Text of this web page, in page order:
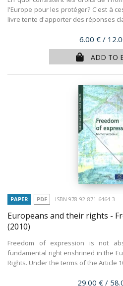
l'Europe pour les protéger? C'est à
livre tente d'apporter des réponses
Price
6.00 € /
ADD TO
PAPER PDF ISBN 978-92-871-6464-3
Europeans and their rights -
(2010)
Freedom of expression is not
fundamental right enshrined in the
Rights. Under the terms of the Article
Price
29.00 € /